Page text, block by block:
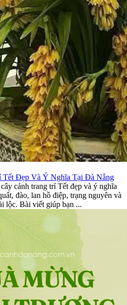
Tết Đẹp Và Ý Nghĩa Tại Đà Nẵng
cảnh trang trí Tết đẹp và ý nghĩa
đào, lan hồ điệp, trạng nguyên và
lộc. Bài viết giúp bạn ...